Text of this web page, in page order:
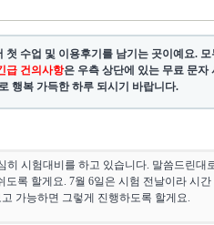
수업 및 이용후기를 남기는 곳이예요.
급 건의사항은 우측 상단에 있는 무료 문자
행복 가득한 하루 되시기 바랍니다.
히 시험대비를 하고 있습니다. 말씀드린대
도록 할게요. 7월 6일은 시험 전날이라 시
가능하면 그렇게 진행하도록 할게요.